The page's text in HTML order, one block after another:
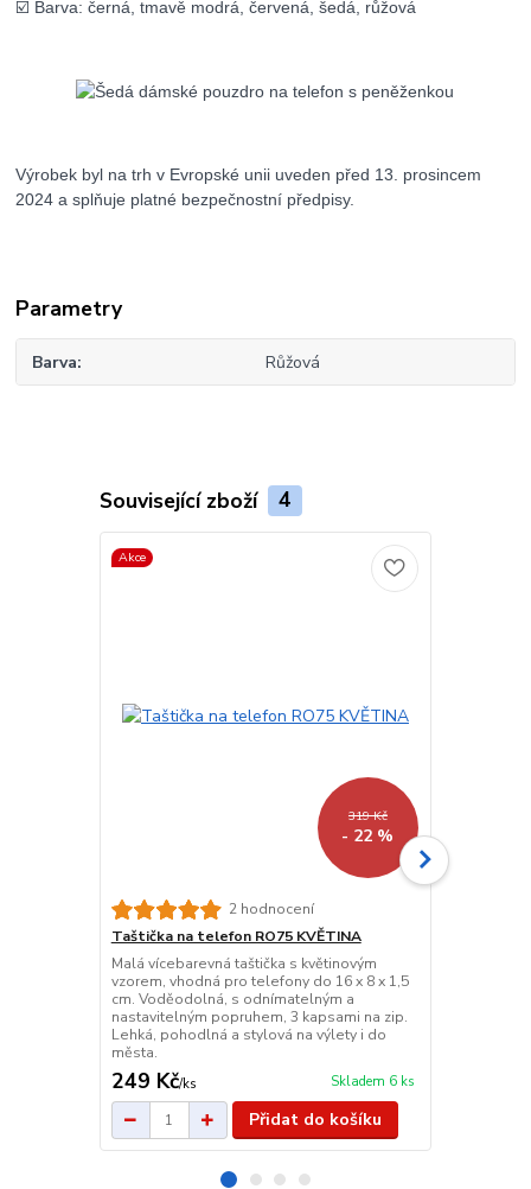
☑️ Barva: černá, tmavě modrá, červená, šedá, růžová
Výrobek byl na trh v Evropské unii uveden před 13. prosincem
2024 a splňuje platné bezpečnostní předpisy.
Parametry
Barva Růžová
Související zboží 4
Akce
319 Kč
- 22 %
2 hodnocení
Taštička na telefon RO75 KVĚTINA
Malá vícebarevná taštička s květinovým
vzorem, vhodná pro telefony do 16 x 8 x 1,5
cm. Voděodolná, s odnímatelným a
nastavitelným popruhem, 3 kapsami na zip.
Lehká, pohodlná a stylová na výlety i do
města.
249 Kč/ks Skladem 6 ks
Přidat do košíku